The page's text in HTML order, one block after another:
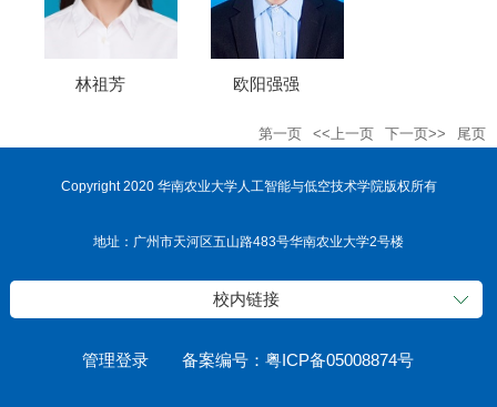
林祖芳 欧阳强强
第一页 <<上一页 下一页>> 尾页
Copyright 2020 华南农业大学人工智能与低空技术学院版权所有
地址：广州市天河区五山路483号华南农业大学2号楼
校内链接
管理登录 备案编号：粤ICP备05008874号